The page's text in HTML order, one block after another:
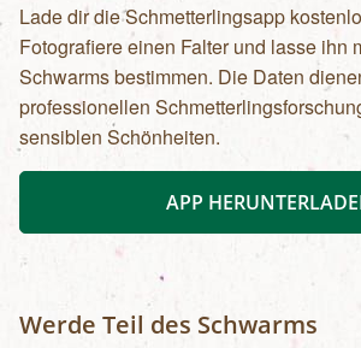
Lade dir die Schmetterlingsapp
Fotografiere einen Falter und lasse ihn
Schwarms bestimmen. Die Daten
professionellen
sensiblen Schönheiten.
APP
Werde Teil des Schwarms